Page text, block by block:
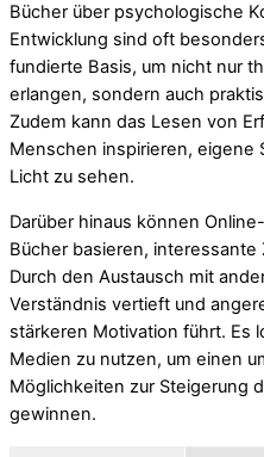
Bücher über psychologische
Entwicklung sind oft
fundierte Basis, um nicht nur
erlangen, sondern auch
Zudem kann das Lesen von
Menschen inspirieren, eigene
Licht zu sehen.
Darüber hinaus können
Bücher basieren,
Durch den Austausch mit
Verständnis vertieft und
stärkeren Motivation führt. Es
Medien zu nutzen, um einen
Möglichkeiten zur Steigerung
gewinnen.